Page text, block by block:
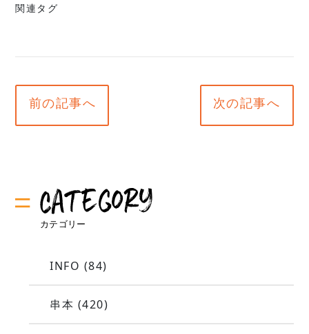
関連タグ
前の記事へ 次の記事へ
INFO (84)
串本 (420)